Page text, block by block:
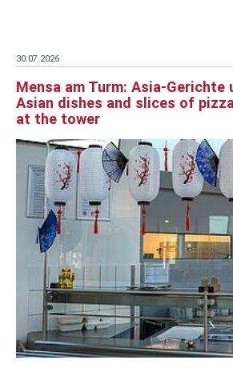
30.07.2026
Mensa am Turm: Asia-Gerichte
Asian dishes and slices of
at the tower